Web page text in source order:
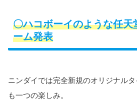
〇ハコボーイのような任天
ーム発表
ニンダイでは完全新規のオリジナル
も一つの楽しみ。